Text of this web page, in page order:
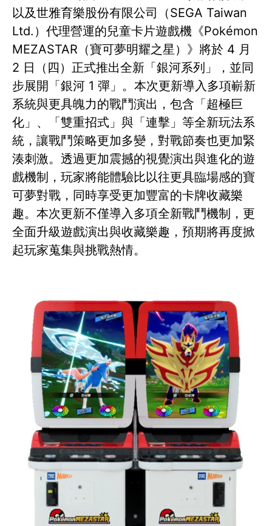
以及世雅育樂股份有限公司（SEGA Taiwan
Ltd.）代理營運的兒童卡片遊戲機《Pokémon
MEZASTAR（寶可夢明耀之星）》將於 4 月
2 日（四）正式推出全新「銀河系列」，並同
步展開「銀河 1 彈」。本次更新導入多項嶄新
系統與更具魄力的戰鬥演出，包含「超極巨
化」、「雙重招式」與「連擊」等全新玩法系
統，讓戰鬥策略更加多變，對戰節奏也更加緊
湊刺激。透過更加震撼的視覺演出與進化的遊
戲機制，玩家將能體驗比以往更具臨場感的寶
可夢對戰，同時享受更加豐富的卡牌收藏樂
趣。本次更新不僅導入多項全新戰鬥機制，更
全面升級遊戲演出與收藏樂趣，預期將再度掀
起玩家蒐集與挑戰熱情。